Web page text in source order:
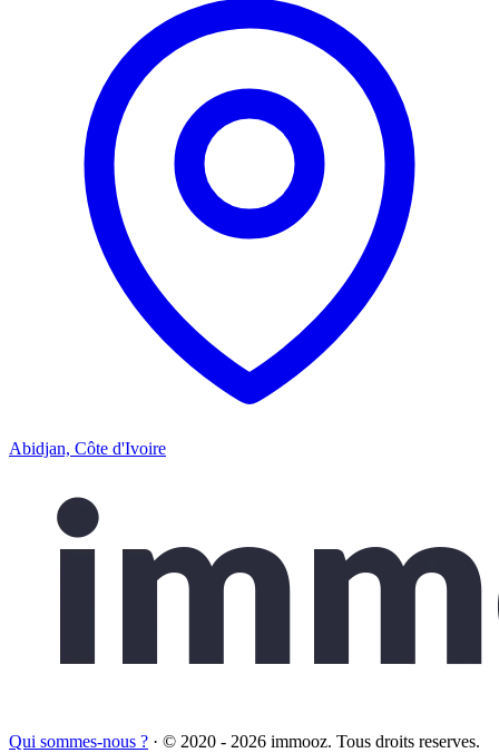
Abidjan, Côte d'Ivoire
Qui sommes-nous ? · © 2020 - 2026 immooz. Tous droits reserves.